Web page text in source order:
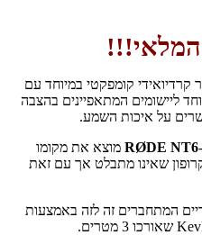
קרדיואידי קומפקטי במיוחד עם
במיוחד ליישומים המתאפיינים בהצבה
על איכות השמע.
RØDE NT6 מוצא את מקומו
שאינו מתבלט אך עם זאת
המתחברים זה לזה באמצעות
שאורכו 3 מטרים.